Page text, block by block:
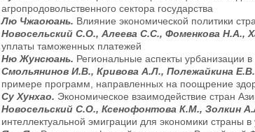
агропродовольственного сектора государства
Лю Чжаоюань. Влияние экономической политики
Новосельский С.О., Алеева С.С., Фоменкова Н.А.,
уплаты таможенных платежей
Ню Жунсюань. Региональные аспекты урбанизации в
Смольянинов И.В., Кривова А.Л., Полежайкина Е.В.
примере программ, направленных на поощрение
Су Хунхао. Экономическое взаимодействие стран
Новосельский С.О., Ксенофонтова К.М., Золкин
интеллектуальной эмиграции для экономики страны в